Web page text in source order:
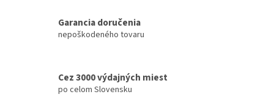
Garancia doručenia
nepoškodeného tovaru
Cez 3000 výdajných miest
po celom Slovensku